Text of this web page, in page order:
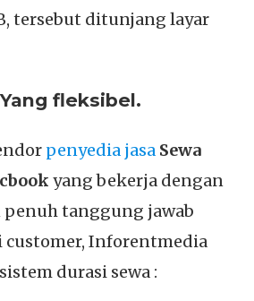
tersebut ditunjang layar
fleksibel.
penyedia jasa Sewa
yang bekerja dengan
penuh tanggung jawab
customer, Inforentmedia
durasi sewa :